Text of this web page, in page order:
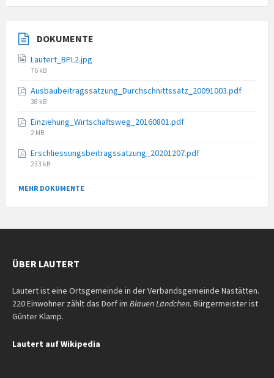
DOKUMENTE
Lautert_BPL2.jpg
File
76 kB
Ausbaubeitragssatzung_Durchschnittssatz_20091003.pdf
File
38 kB
Einziehung_Wirtschaftsweg_20160801.pdf
File
2 MB
Erschliessungsbeitragssatzung_20201207.pdf
File
233 kB
MEHR DOKUMENTE
ÜBER LAUTERT
Lautert ist eine Ortsgemeinde in der Verbandsgemeinde Nastätten.
220 Einwohner zählt das Dorf im Blauen Ländchen. Bürgermeister ist
Günter Klamp.
Lautert auf Wikipedia